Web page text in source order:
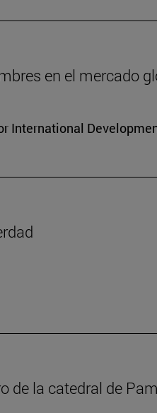
en el mercado
International
de la catedral de